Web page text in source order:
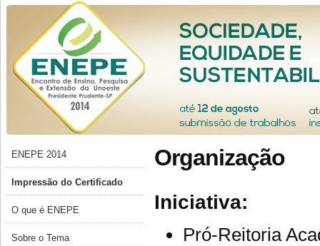
ENEPE 2014
Impressão do Certificado
O que é ENEPE
Sobre o Tema
Organização
Iniciativa:
Pró-Reitoria